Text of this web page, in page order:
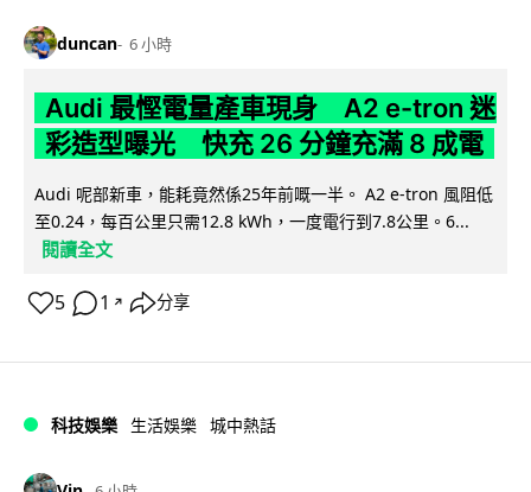
duncan 6 小時
Audi 最慳電量產車現身 A2 e-tron 迷
彩造型曝光 快充 26 分鐘充滿 8 成電
Audi 呢部新車，能耗竟然係25年前嘅一半。 A2 e-tron 風阻低
至0.24，每百公里只需12.8 kWh，一度電行到7.8公里。6...
閱讀全文
5 1 ↗ 分享
科技娛樂 生活娛樂 城中熱話